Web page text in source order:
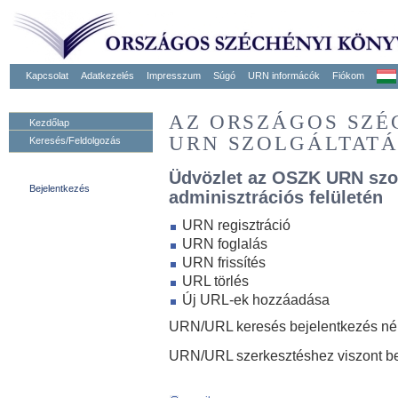
Kapcsolat Adatkezelés Impresszum Súgó URN informácók Fiókom
Kezdőlap
Keresés/Feldolgozás
Bejelentkezés
AZ ORSZÁGOS
URN
Üdvözlet az OSZK URN
adminisztrációs felületén
URN regisztráció
URN foglalás
URN frissítés
URL törlés
Új URL-ek hozzáadása
URN/URL keresés bejelentkezés
URN/URL szerkesztéshez viszont